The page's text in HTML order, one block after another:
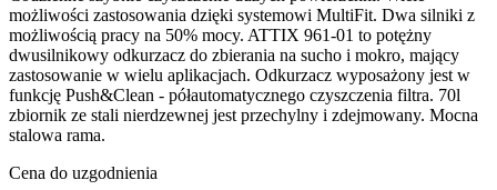
możliwości zastosowania dzięki systemowi MultiFit. Dwa silniki z
możliwością pracy na 50% mocy. ATTIX 961-01 to potężny
dwusilnikowy odkurzacz do zbierania na sucho i mokro, mający
zastosowanie w wielu aplikacjach. Odkurzacz wyposażony jest w
funkcję Push&Clean - półautomatycznego czyszczenia filtra. 70l
zbiornik ze stali nierdzewnej jest przechylny i zdejmowany. Mocna
stalowa rama.
Cena do uzgodnienia